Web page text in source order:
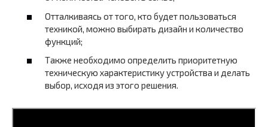
Отталкиваясь от того, кто будет пользоваться
техникой, можно выбирать дизайн и количество
функций;
Также необходимо определить приоритетную
техническую характеристику устройства и делать
выбор, исходя из этого решения.